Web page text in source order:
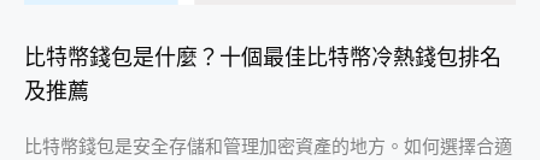
比特幣錢包是什麼？十個最佳比特幣冷熱錢包排名
及推薦
比特幣錢包是安全存儲和管理加密資產的地方。如何選擇合適